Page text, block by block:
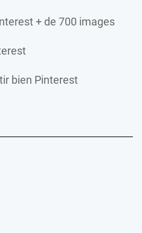
+ de 700 images
bien Pinterest